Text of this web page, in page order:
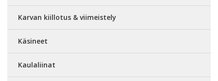
Karvan kiillotus & viimeistely
Käsineet
Kaulaliinat